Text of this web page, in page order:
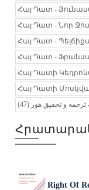
Հայ Դատ -
Հայ Դատ - Նոր
Հայ Դատ -
Հայ Դատ -
Հայ Դատի
Հայ Դատի
و تحقیق هور (47)
Right Of